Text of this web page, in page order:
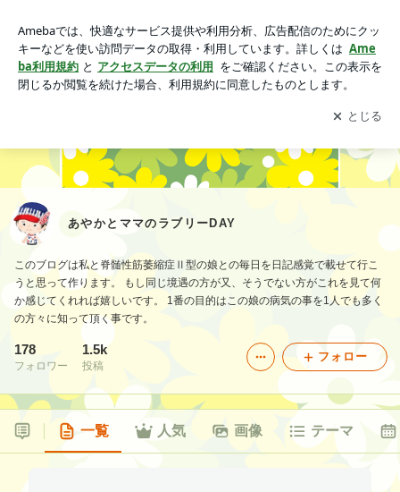
アプリをダウンロードして ブログの更新通知
を受け取りまし
ょう。
開く
あやかとママのラブリーDAY
このブログは私と脊髄性筋萎縮症Ⅱ型の娘との毎日を日記感覚で載せて行こ
うと思って作ります。 もし同じ境遇の方が又、そうでない方がこれを見て何
か感じてくれれば嬉しいです。 1番の目的はこの娘の病気の事を1人でも多く
の方々に知って頂く事です。
178
フォロワー
1.5k
投稿
フォロー
一覧 人気 画像 テーマ